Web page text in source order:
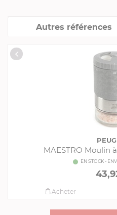
Autres références
Collection
MAESTRO Moulin
EN STOCK -
Acheter